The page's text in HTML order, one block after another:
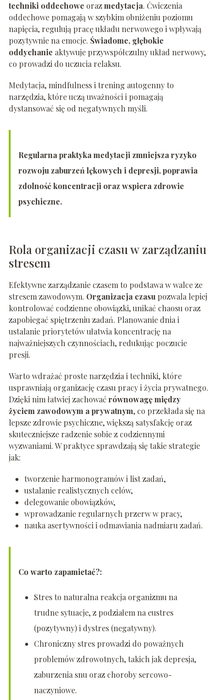
techniki oddechowe orazmedytacja. Ćwiczenia
oddechowe pomagają w szybkim obniżeniu poziomu
napięcia, regulują pracę układu nerwowego i wpływają
pozytywnie na emocje. Świadome, głębokie
oddychanie aktywuje przywspółczulny układ nerwowy,
co prowadzi do uczucia relaksu.
Medytacja, mindfulness i trening autogenny to
narzędzia, które uczą uważności i pomagają
dystansować się od negatywnych myśli.
Regularna praktyka medytacji zmniejsza ryzyko
rozwoju zaburzeń lękowych i depresji, poprawia
zdolność koncentracji oraz wspiera zdrowie
psychiczne.
Rola organizacji czasu w zarządzaniu
stresem
Efektywne zarządzanie czasem to podstawa w walce ze
stresem zawodowym. Organizacja czasupozwala lepiej
kontrolować codzienne obowiązki, unikać chaosu oraz
zapobiegać spiętrzeniu zadań. Planowanie dnia i
ustalanie priorytetów ułatwia koncentrację na
najważniejszych czynnościach, redukując poczucie
presji.
Warto wdrażać proste narzędzia i techniki, które
usprawniają organizację czasu pracy i życia prywatnego.
Dzięki nim łatwiej zachować równowagę między
życiem zawodowym a prywatnym, co przekłada się na
lepsze zdrowie psychiczne, większą satysfakcję oraz
skuteczniejsze radzenie sobie z codziennymi
wyzwaniami. W praktyce sprawdzają się takie strategie
jak:
tworzenie harmonogramów i list zadań,
ustalanie realistycznych celów,
delegowanie obowiązków,
wprowadzanie regularnych przerw w pracy,
nauka asertywności i odmawiania nadmiaru zadań.
Co warto zapamietać?:
Stres to naturalna reakcja organizmu na
trudne sytuacje, z podziałem na eustres
(pozytywny) i dystres (negatywny).
Chroniczny stres prowadzi do poważnych
problemów zdrowotnych, takich jak depresja,
zaburzenia snu oraz choroby sercowo-
naczyniowe.